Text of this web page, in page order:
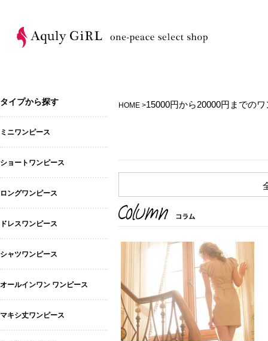
タイプから探す
ミニワンピース
ショートワンピース
ロングワンピース
ドレスワンピース
シャツワンピース
オールインワン ワンピース
マキシ丈ワンピース
HOME >15000円から20000円までの